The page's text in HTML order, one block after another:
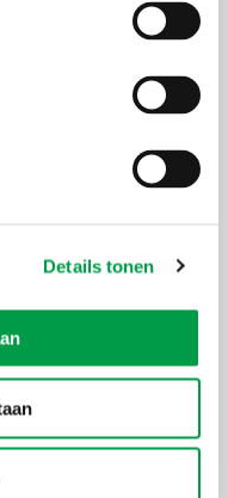
Details tonen
door die je wil stellen.
Soms wordt ook
Connect-